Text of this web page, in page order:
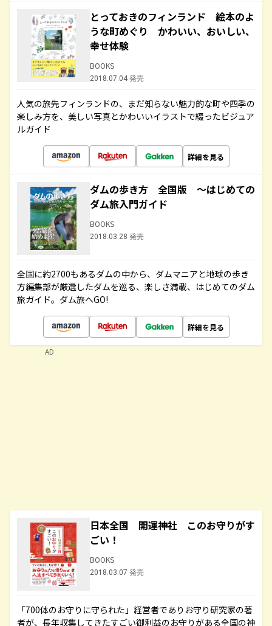
とっておきのフィンランド 絵本のよ
うな町めぐり かわいい、おいしい、
幸せ体験
BOOKS
2018.07.04 発売
人気の旅先フィンランドの、まだ知らない魅力的な町や四季の
楽しみ方を、美しい写真とかわいいイラストで綴ったビジュア
ルガイド
詳細を見る
ダムの歩き方 全国版 ～はじめての
ダム旅入門ガイド
BOOKS
2018.03.28 発売
全国に約2700もあるダムの中から、ダムマニアと地球の歩き
方編集部が厳選したダムを巡る、楽しさ満載、はじめてのダム
旅ガイド。ダム旅へGO!
詳細を見る
日本全国 開運神社 このお守りがす
ごい！
BOOKS
2018.03.07 発売
「700体のお守りに守られた」経営者でありお守り研究家の著
者が、長年収集してきたすごい御利益のお守りがある全国の神
AD